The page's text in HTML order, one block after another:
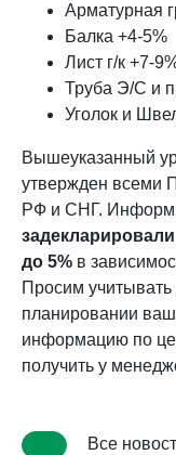
Арматурная
Балка +4-5%
Лист г/к +7-
Труба Э/С и
Уголок и
Вышеуказанный
утвержден всеми
РФ и СНГ.
до 5% в
Просим
планировании
информацию по
получить у
Все